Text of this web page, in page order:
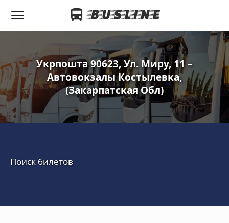
Укрпошта 90623, Ул. Миру, 11 –
Автовокзалы Костылевка,
(Закарпатская Обл)
Поиск билетов